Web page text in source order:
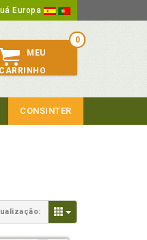
Europa
0
MEU
CARRINHO
CONSINTER
Toggle Dropdown